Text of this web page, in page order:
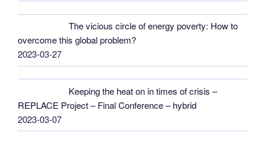
The vicious circle of energy poverty: How to
overcome this global problem?
2023-03-27
Keeping the heat on in times of crisis –
REPLACE Project – Final Conference – hybrid
2023-03-07